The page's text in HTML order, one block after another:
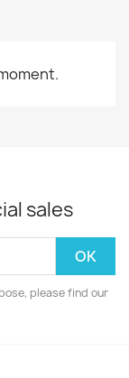
sales
please find our